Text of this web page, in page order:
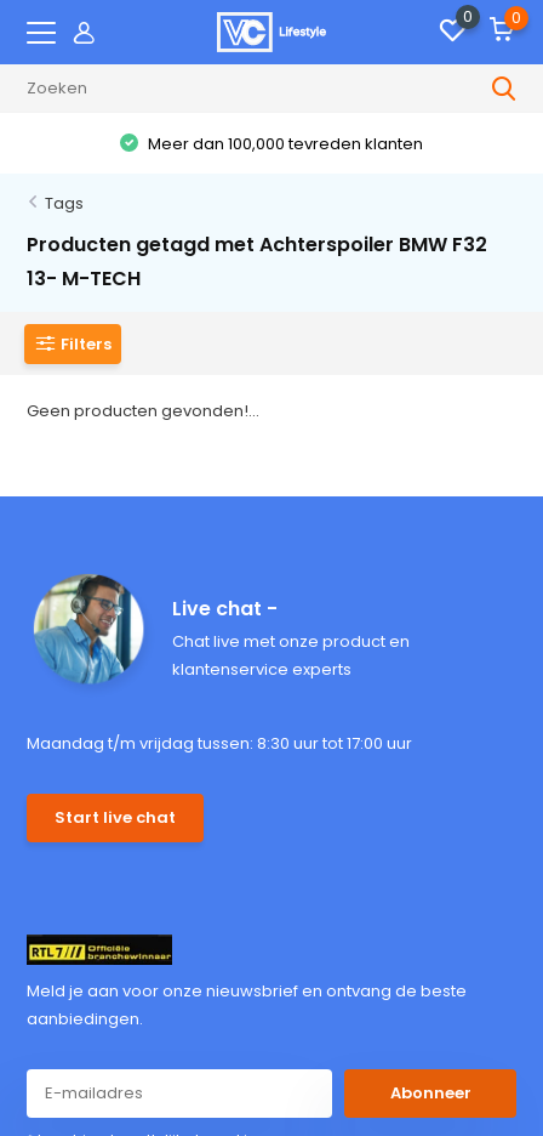
0 0
Meer dan 100,000 tevreden klanten
Tags
Producten getagd met Achterspoiler BMW F32
13- M-TECH
Filters
Geen producten gevonden!...
Live chat -
Chat live met onze product en
klantenservice experts
Maandag t/m vrijdag tussen: 8:30 uur tot 17:00 uur
Start live chat
Meld je aan voor onze nieuwsbrief en ontvang de beste
aanbiedingen.
Abonneer